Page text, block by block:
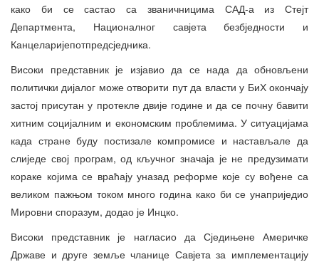
како би се састао са званичницима САД-а из Стејт
Департмента, Националног савјета безбједности и
Канцеларијепотпредсједника.
Високи представник је изјавио да се нада да обновљени
политички дијалог може отворити пут да власти у БиХ окончају
застој присутан у протекле двије године и да се почну бавити
хитним социјалним и економским проблемима. У ситуацијама
када стране буду постизале компромисе и настављале да
слиједе свој програм, од кључног значаја је не предузимати
кораке којима се враћају уназад реформе које су вођене са
великом пажњом током много година како би се унаприједио
Мировни споразум, додао је Инцко.
Високи представник је нагласио да Сједињене Америчке
Државе и друге земље чланице Савјета за имплементацију